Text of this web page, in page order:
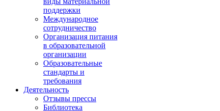
поддержки
Международное
сотрудничество
Организация питания
в образовательной
организации
Образовательные
стандарты и
требования
Деятельность
Отзывы прессы
Библиотека